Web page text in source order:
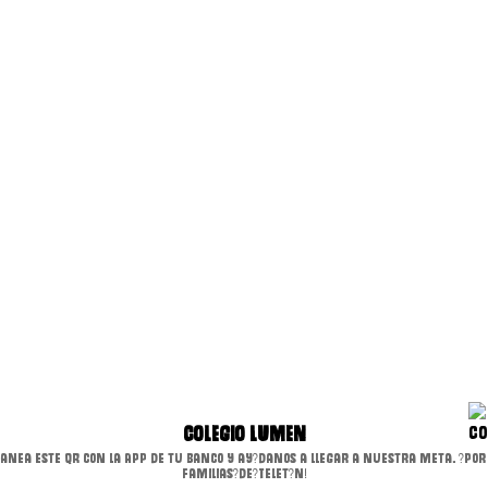
Colegio Lumen
este QR con la APP de tu banco y ay?danos a llegar a nuestra meta. ?Por
familias?de?Telet?n!